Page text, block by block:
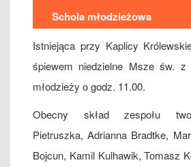
Schola młodzieżowa
Istniejąca przy Kaplicy
śpiewem niedzielne Msze św. z
młodzieży o godz. 11.00.
Obecny skład zespołu
Pietruszka, Adrianna Bradtke,
Bojcun, Kamil Kulhawik, Tomasz